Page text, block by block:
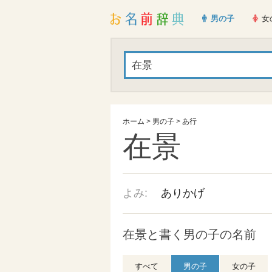
男の子 女
ホーム > 男の子 > あ行
在景
よみ: ありかげ
在景と書く男の子の名前
すべて 男の子 女の子